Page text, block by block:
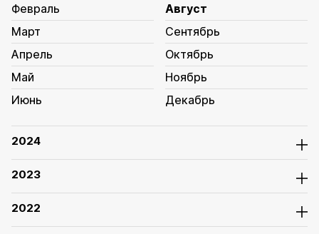
Февраль
Март
Апрель
Май
Июнь
Август
Сентябрь
Октябрь
Ноябрь
Декабрь
2024
2023
2022